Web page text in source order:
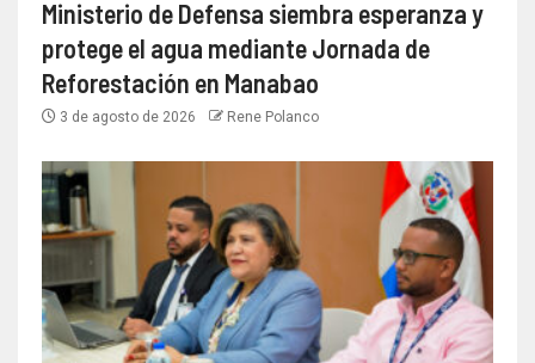
Ministerio de Defensa siembra esperanza y
protege el agua mediante Jornada de
Reforestación en Manabao
3 de agosto de 2026 Rene Polanco